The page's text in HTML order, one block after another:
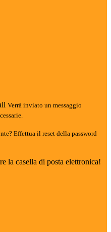
Verrà inviato un messaggio
Effettua il reset della password
la casella di posta elettronica!